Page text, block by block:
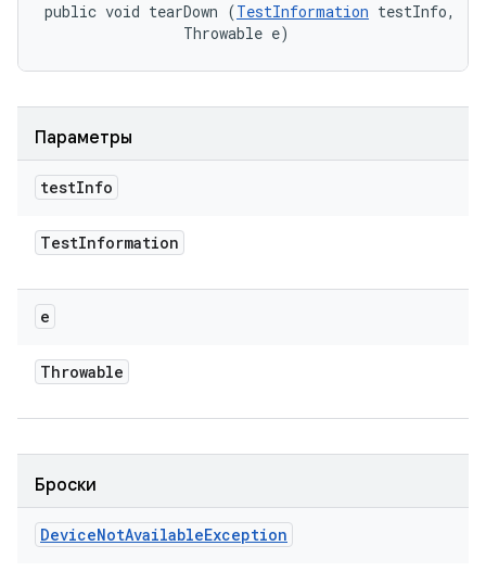
public void tearDown (TestInformation testInfo,
                Throwable e)
Параметры
testInfo
TestInformation
e
Throwable
Броски
DeviceNotAvailableException